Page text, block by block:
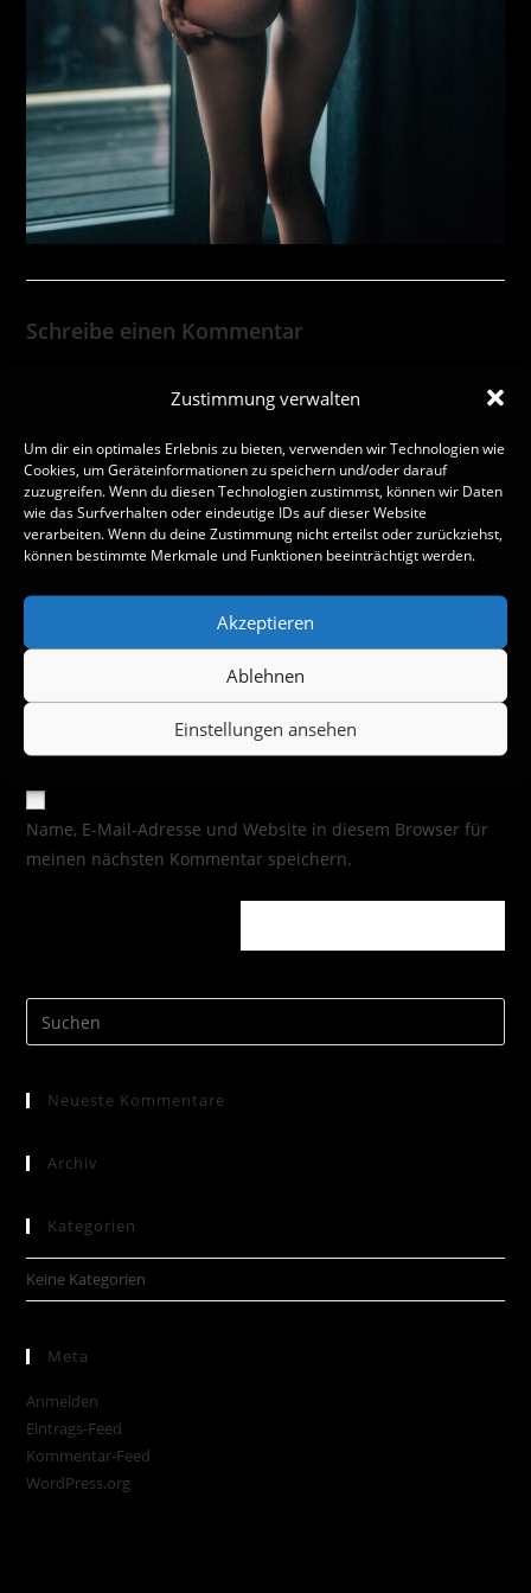
Zustimmung verwalten
Um dir ein optimales Erlebnis zu bieten, verwenden wir Technologien wie
Cookies, um Geräteinformationen zu speichern und/oder darauf
zuzugreifen. Wenn du diesen Technologien zustimmst, können wir Daten
wie das Surfverhalten oder eindeutige IDs auf dieser Website
verarbeiten. Wenn du deine Zustimmung nicht erteilst oder zurückziehst,
können bestimmte Merkmale und Funktionen beeinträchtigt werden.
Akzeptieren
Ablehnen
Einstellungen ansehen
Schreibe einen Kommentar
Name, E-Mail-Adresse und Website in diesem Browser für
meinen nächsten Kommentar speichern.
Neueste Kommentare
Archiv
Kategorien
Keine Kategorien
Meta
Anmelden
Eintrags-Feed
Kommentar-Feed
WordPress.org